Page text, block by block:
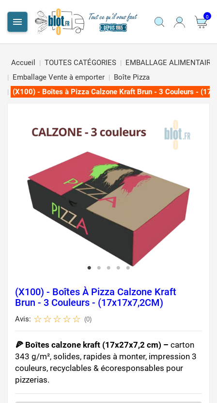
 0
Accueil TOUTES CATÉGORIES
EMBALLAGE ALIMENTAIRE
Emballage Vente à emporter
Boîte Pizza
(X100) - Boîtes à Pizza Calzone Kraft Brun - 3 Couleurs -
(X100) - Boîtes À Pizza Calzone Kraft
Brun - 3 Couleurs - (17x17x7,2CM)
Avis: (0)
🍕 Boîtes calzone kraft (17x27x7,2 cm) – carton
343 g/m², solides, rapides à monter, impression 3
couleurs, recyclables & écoresponsables pour
pizzerias.